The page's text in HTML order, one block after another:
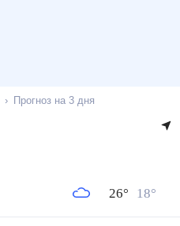
Прогноз на 3 дня
26° 18°